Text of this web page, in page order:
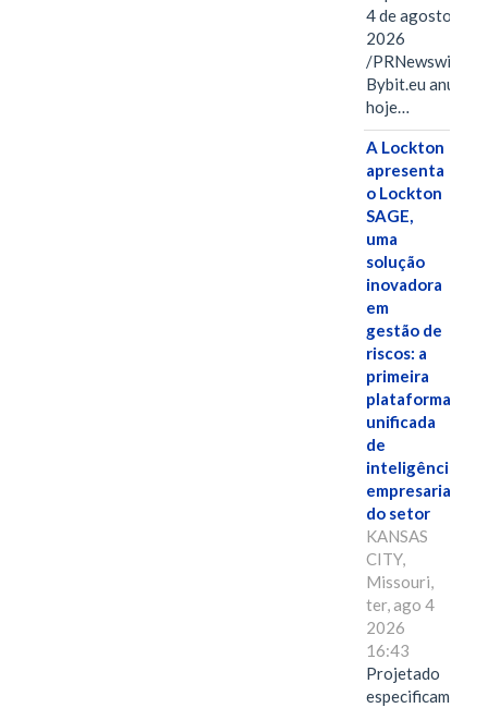
4 de agosto de
2026
/PRNewswire/
Bybit.eu
hoje…
A Lockton
apresenta
o Lockton
SAGE,
uma
solução
inovadora
em
gestão de
riscos: a
primeira
plataforma
unificada
de
inteligência
empresarial
do setor
KANSAS
CITY,
Missouri,
ter, ago 4
2026
16:43
Projetado
especificamente